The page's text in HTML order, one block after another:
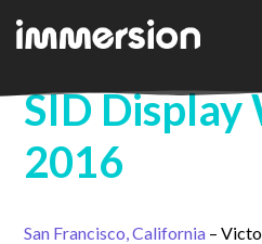
SID Display
2016
San Francisco, California –